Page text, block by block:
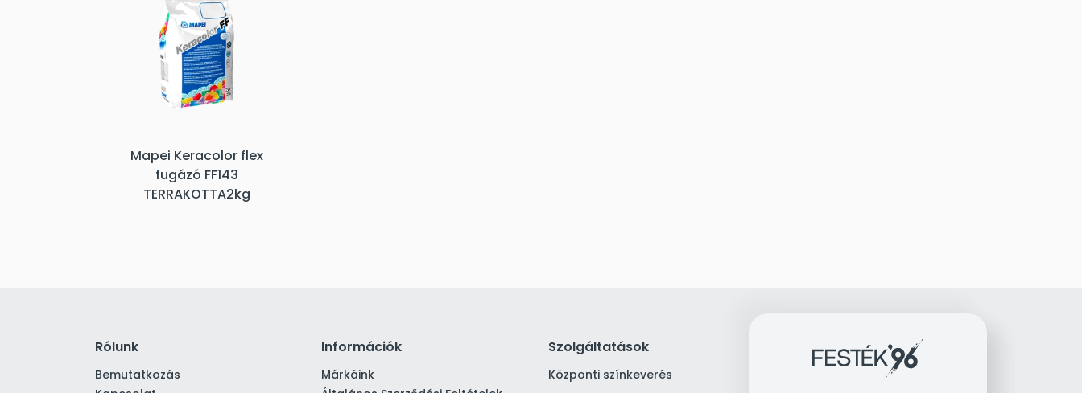
Mapei Keracolor flex
fugázó FF143
TERRAKOTTA2kg
Rólunk
Bemutatkozás
Információk
Márkáink
Szolgáltatások
Központi színkeverés